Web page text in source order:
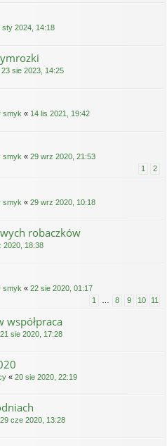
sty 2024, 14:18
23 sie 2023, 14:25
smyk « 14 lis 2021, 19:42
smyk « 29 wrz 2020, 21:53
1 2
smyk « 29 wrz 2020, 10:18
robaczków
2020, 18:38
smyk « 22 sie 2020, 01:17
1 8 9 10 11
współpraca
21 sie 2020, 17:28
« 20 sie 2020, 22:19
29 cze 2020, 13:28